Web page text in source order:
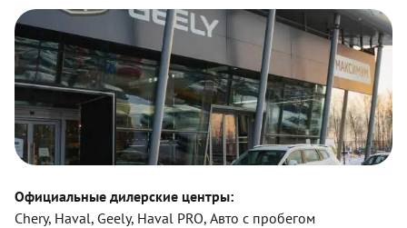
Официальные дилерские центры:
Chery, Haval, Geely, Haval PRO, Авто с пробегом